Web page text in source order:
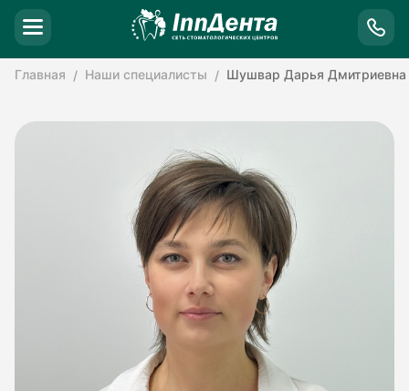
Главная Наши специалисты Шушвар Дарья Дмитриевна